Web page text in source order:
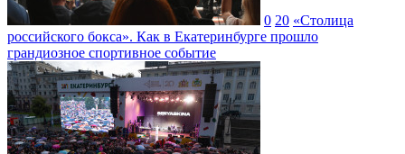
0 20 «Столица
российского бокса». Как в Екатеринбурге прошло
грандиозное спортивное событие